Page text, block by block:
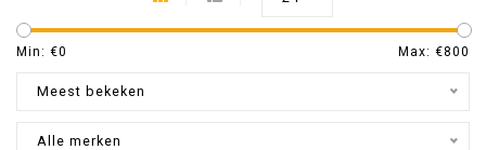
Min: €0 Max: €800
Meest bekeken
Alle merken